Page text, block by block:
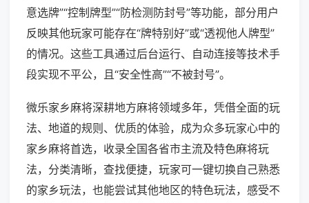
意选牌”“控制牌型”“防检测防封号”等功能，部分用户
反映其他玩家可能存在“牌特别好”或“透视他人牌型”
的情况。这些工具通过后台运行、自动连接等技术手
段实现不平公，且“安全性高”“不被封号”。
微乐家乡麻将深耕地方麻将领域多年，凭借全面的玩
法、地道的规则、优质的体验，成为众多玩家心中的
家乡麻将首选，收录全国各省市主流及特色麻将玩
法，分类清晰，查找便捷，玩家可一键切换自己熟悉
的家乡玩法，也能尝试其他地区的特色玩法，感受不